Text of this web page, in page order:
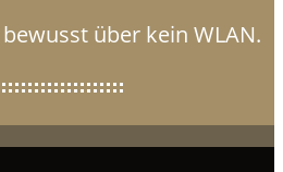
über kein WLAN.